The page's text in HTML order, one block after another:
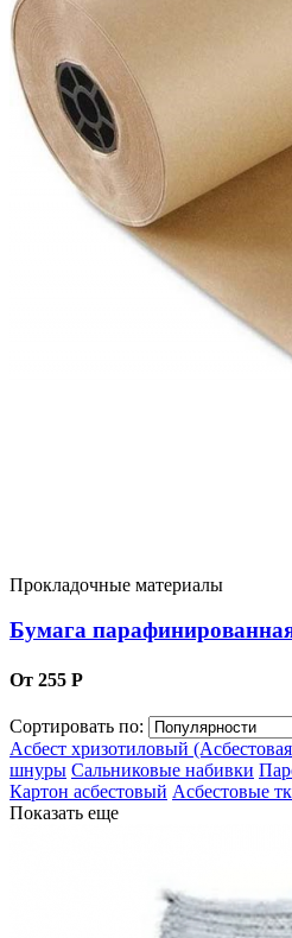
Прокладочные материалы
Бумага
От 255 Р
Сортировать по:
Асбест хризотиловый
шнуры Сальниковые набивки
Картон асбестовый Асбестовые
Показать еще